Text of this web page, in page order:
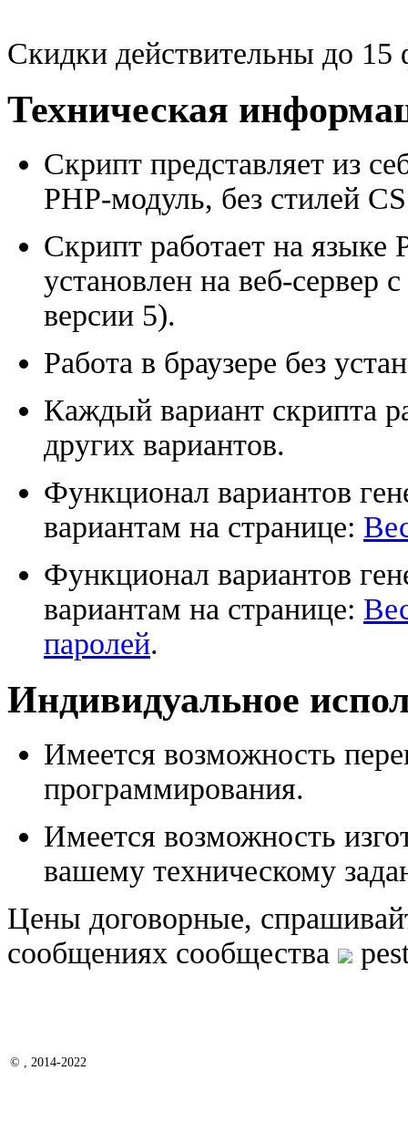
Скидки действительны до 15
Техническая
Скрипт представляет из
PHP-модуль, без стилей
Скрипт работает на
установлен на веб-сервер
версии 5).
Работа в браузере без
Каждый вариант скрипта
других вариантов.
Функционал вариантов
вариантам на странице:
Функционал вариантов
вариантам на странице:
паролей.
Индивидуальное
Имеется возможность
программирования.
Имеется возможность
вашему техническому
Цены договорные,
сообщениях сообщества
© , 2014-2022